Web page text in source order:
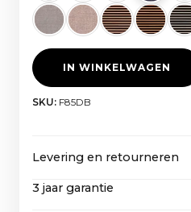
IN WINKELWAGEN
SKU: F85DB
Levering en retourneren
CANVAS biedt gratis
3 jaar garantie